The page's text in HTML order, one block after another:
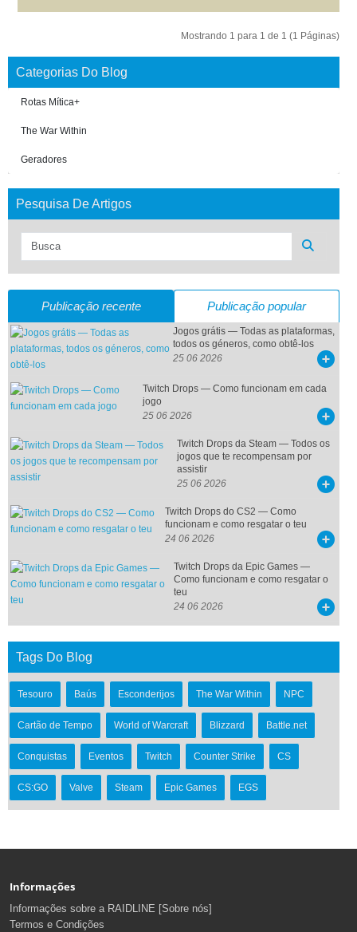
Mostrando 1 para 1 de 1 (1 Páginas)
Categorias Do Blog
Rotas Mítica+
The War Within
Geradores
Pesquisa De Artigos
Publicação recente Publicação popular
Jogos grátis — Todas as plataformas,
todos os géneros, como obtê-los
25 06 2026
Twitch Drops — Como funcionam em cada
jogo
25 06 2026
Twitch Drops da Steam — Todos os
jogos que te recompensam por
assistir
25 06 2026
Twitch Drops do CS2 — Como
funcionam e como resgatar o teu
24 06 2026
Twitch Drops da Epic Games —
Como funcionam e como resgatar o
teu
24 06 2026
Tags Do Blog
Tesouro Baús Esconderijos The War Within NPC
Cartão de Tempo World of Warcraft Blizzard Battle.net
Conquistas Eventos Twitch Counter Strike CS
CS:GO Valve Steam Epic Games EGS
Informações
Informações sobre a RAIDLINE [Sobre nós]
Termos e Condições